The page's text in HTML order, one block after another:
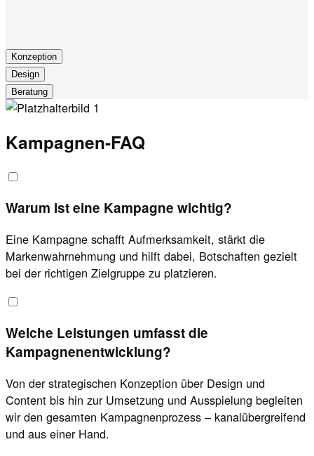
Konzeption
Design
Beratung
Kampagnen-FAQ
Warum ist eine Kampagne wichtig?
Eine Kampagne schafft Aufmerksamkeit, stärkt die
Markenwahrnehmung und hilft dabei, Botschaften gezielt
bei der richtigen Zielgruppe zu platzieren.
Welche Leistungen umfasst die
Kampagnenentwicklung?
Von der strategischen Konzeption über Design und
Content bis hin zur Umsetzung und Ausspielung begleiten
wir den gesamten Kampagnenprozess – kanalübergreifend
und aus einer Hand.